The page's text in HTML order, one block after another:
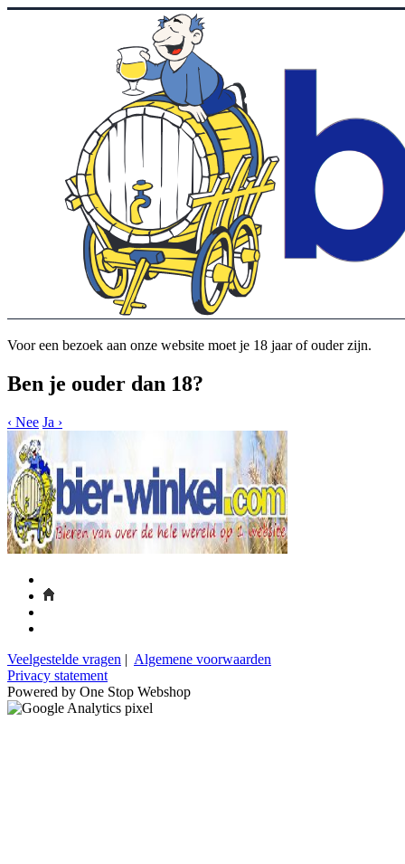
Voor een bezoek aan onze website moet je 18 jaar of ouder zijn.
Ben je ouder dan 18?
‹ Nee Ja ›
Veelgestelde vragen | Algemene voorwaarden
Privacy statement
Powered by One Stop Webshop